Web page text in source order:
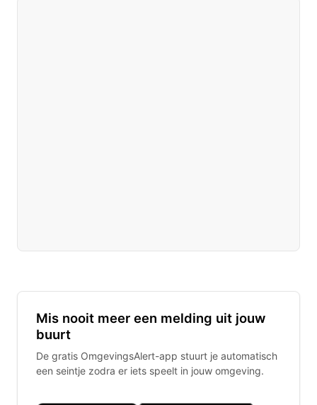
Mis nooit meer een melding uit jouw
buurt
De gratis OmgevingsAlert-app stuurt je automatisch
een seintje zodra er iets speelt in jouw omgeving.